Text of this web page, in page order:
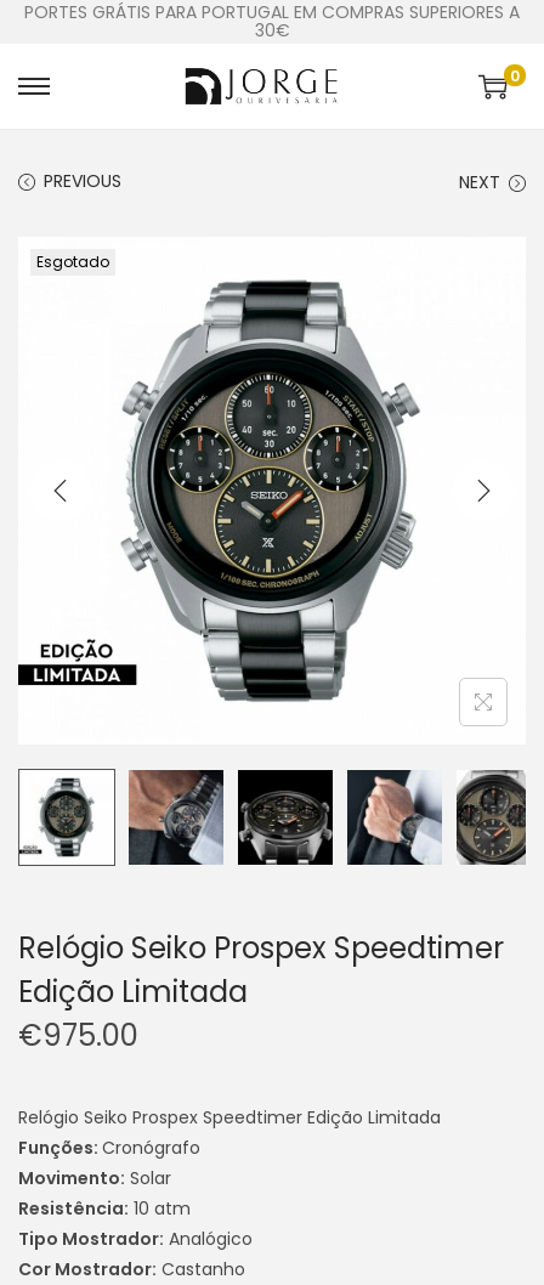
PORTES GRÁTIS PARA PORTUGAL EM COMPRAS SUPERIORES A
30€
0
PREVIOUS NEXT
Esgotado
Relógio Seiko Prospex Speedtimer
Edição Limitada
€975.00
Relógio Seiko Prospex Speedtimer Edição Limitada
Funções: Cronógrafo
Movimento: Solar
Resistência: 10 atm
Tipo Mostrador: Analógico
Cor Mostrador: Castanho